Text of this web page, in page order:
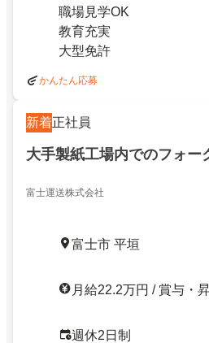
職場見学OK
教育充実
大型免許
かんたん応募
新着正社員
大手製紙工場内でのフォー
富士運送株式会社
富士市 平垣
月給22.2万円 / 賞与・
週休2日制